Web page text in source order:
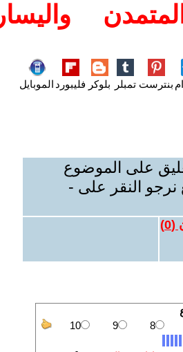
واليسار
بنترست تمبلر بلوكر فليبورد الموبايل
على الموضوع
نرجو النقر على -
(
0
)